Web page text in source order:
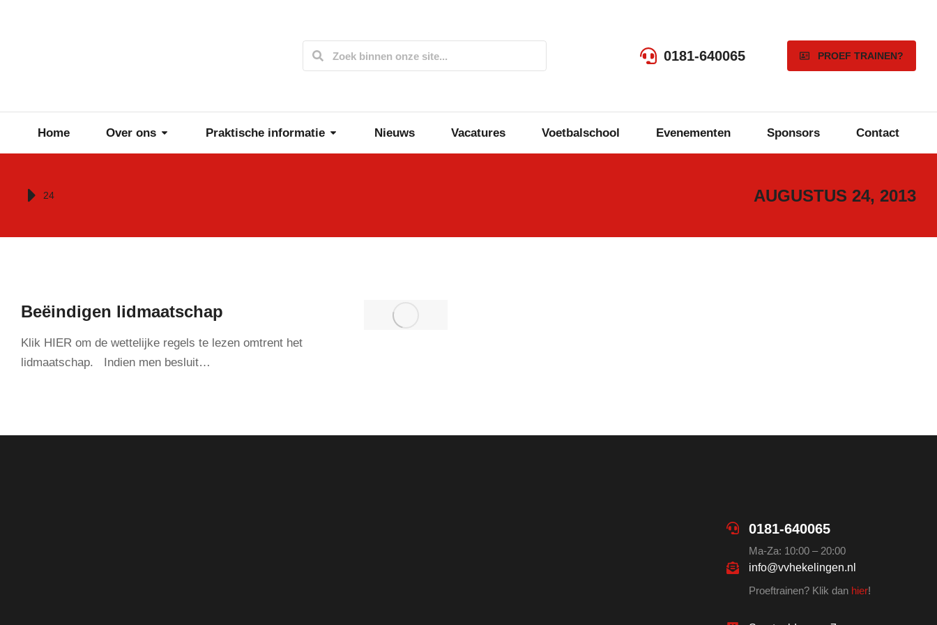
0181-640065 PROEF TRAINEN?
Home Over ons Praktische informatie Nieuws Vacatures Voetbalschool Evenementen Sponsors Contact
Je bent hier:
24 AUGUSTUS 24, 2013
Beëindigen lidmaatschap
Klik HIER om de wettelijke regels te lezen omtrent het
lidmaatschap. Indien men besluit…
0181-640065
Ma-Za: 10:00 – 20:00
info@vvhekelingen.nl
Proeftrainen? Klik dan hier!